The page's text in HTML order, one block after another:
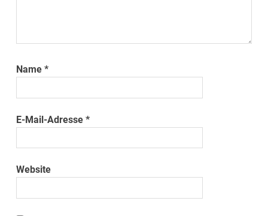
Name*
E-Mail-Adresse*
Website